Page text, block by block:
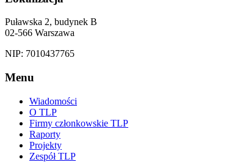
Puławska 2, budynek B
02-566 Warszawa
NIP: 7010437765
Menu
Wiadomości
O TLP
Firmy członkowskie TLP
Raporty
Projekty
Zespół TLP